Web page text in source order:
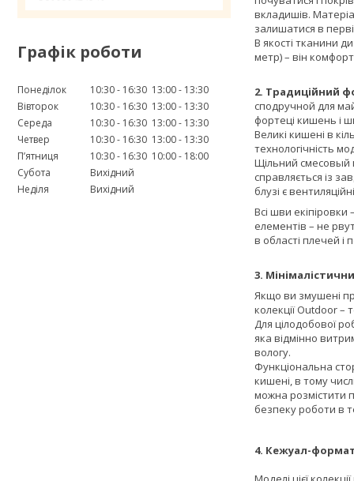
Графік роботи
Понеділок 10:30 16:30 13:00
13:30
Вівторок
10:30 16:30 13:00
13:30
Середа
10:30 16:30 13:00
13:30
Четвер
10:30 16:30 13:00
13:30
Пʼятниця
10:30 16:30 10:00
18:00
Субота
Вихідний
Неділя
Вихідний
вкладишів.
залишатися в
В якості тканини
метр) – він
2. Традиційний
сподручной для
фортеці кишень і
Великі кишені в
технологічність
Щільний смесовый
справляється із
блузі є
Всі шви
елементів – не
в області плечей і
3.
Якщо ви змушені
колекції Outdoor –
Для цілодобової
яка відмінно
вологу.
Функціональна
кишені, в тому
можна розмістити
безпеку роботи в
4. Кежуал-